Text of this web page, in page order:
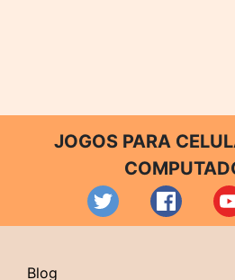
JOGOS PARA
Blog